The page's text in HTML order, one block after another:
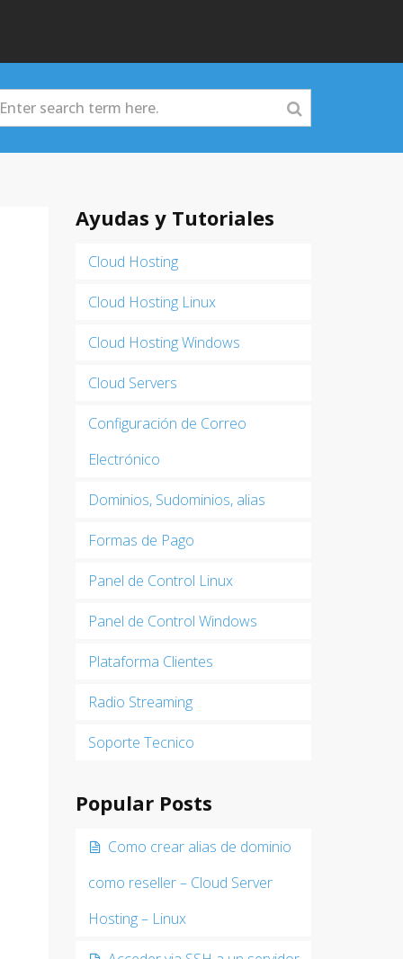
Ayudas y Tutoriales
Cloud Hosting
Cloud Hosting Linux
Cloud Hosting Windows
Cloud Servers
Configuración de Correo
Electrónico
Dominios, Sudominios, alias
Formas de Pago
Panel de Control Linux
Panel de Control Windows
Plataforma Clientes
Radio Streaming
Soporte Tecnico
Popular Posts
Como crear alias de dominio
como reseller – Cloud Server
Hosting – Linux